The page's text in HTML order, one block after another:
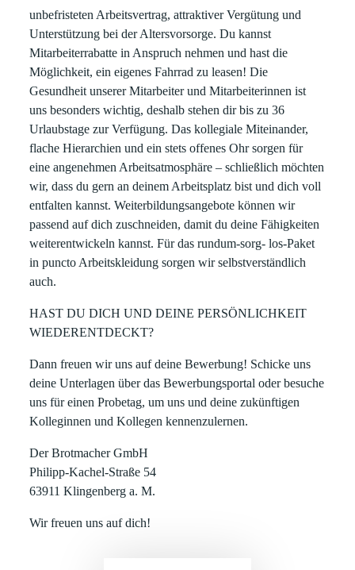
unbefristeten Arbeitsvertrag, attraktiver Vergütung und
Unterstützung bei der Altersvorsorge. Du kannst
Mitarbeiterrabatte in Anspruch nehmen und hast die
Möglichkeit, ein eigenes Fahrrad zu leasen! Die
Gesundheit unserer Mitarbeiter und Mitarbeiterinnen ist
uns besonders wichtig, deshalb stehen dir bis zu 36
Urlaubstage zur Verfügung. Das kollegiale Miteinander,
flache Hierarchien und ein stets offenes Ohr sorgen für
eine angenehmen Arbeitsatmosphäre – schließlich möchten
wir, dass du gern an deinem Arbeitsplatz bist und dich voll
entfalten kannst. Weiterbildungsangebote können wir
passend auf dich zuschneiden, damit du deine Fähigkeiten
weiterentwickeln kannst. Für das rundum-sorg- los-Paket
in puncto Arbeitskleidung sorgen wir selbstverständlich
auch.
HAST DU DICH UND DEINE PERSÖNLICHKEIT
WIEDERENTDECKT?
Dann freuen wir uns auf deine Bewerbung! Schicke uns
deine Unterlagen über das Bewerbungsportal oder besuche
uns für einen Probetag, um uns und deine zukünftigen
Kolleginnen und Kollegen kennenzulernen.
Der Brotmacher GmbH
Philipp-Kachel-Straße 54
63911 Klingenberg a. M.
Wir freuen uns auf dich!